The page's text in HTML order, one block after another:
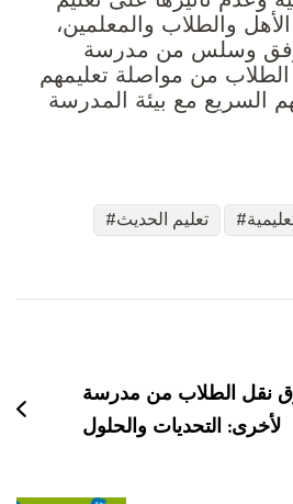
والطلاب والمعلمين،
وسلس من مدرسة
من مواصلة تعليمهم
السريع مع بيئة المدرسة
تعليم الحديث
نقل الطلاب من مدرسة
لأخرى: التحديات والحلول